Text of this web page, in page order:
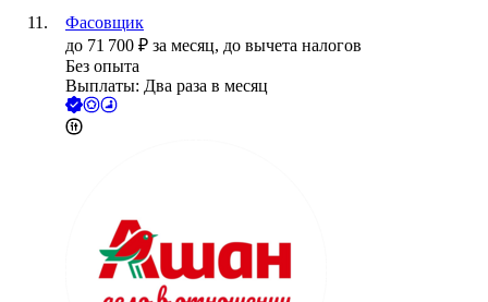
Фасовщик
до 71 700 ₽ за месяц, до вычета налогов
Без опыта
Выплаты: Два раза в месяц